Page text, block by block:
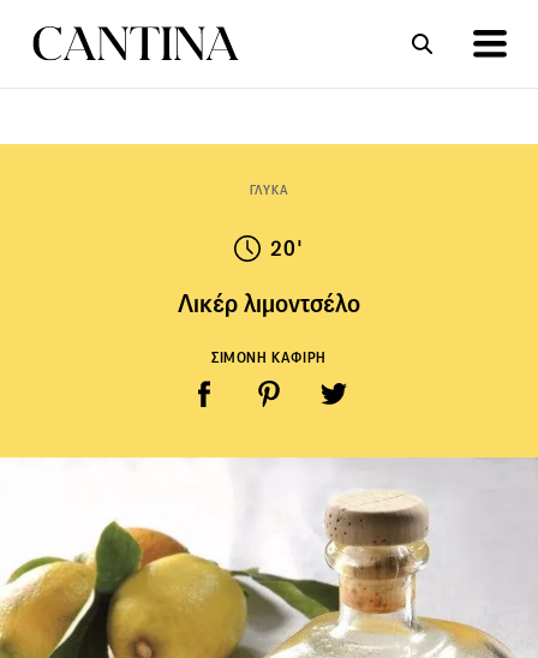
ΓΛΥΚΑ
20'
Λικέρ λιμοντσέλο
ΣΙΜΟΝΗ ΚΑΦΙΡΗ